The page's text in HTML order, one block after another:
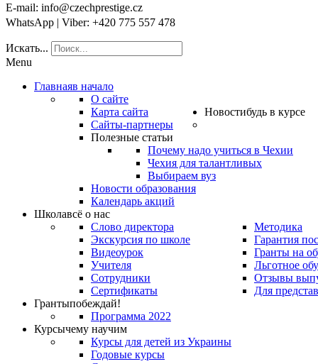
E-mail: info@czechprestige.cz
WhatsApp | Viber: +420 775 557 478
Искать...
Menu
Главнаяв начало
О сайте
Карта сайта
Сайты-партнеры
Новостибудь в курсе
Полезные статьи
Почему надо учиться в Чехии
Чехия для талантливых
Выбираем вуз
Новости образования
Календарь акций
Школавсё о нас
Слово директора
Экскурсия по школе
Видеоурок
Учителя
Сотрудники
Сертификаты
Методика
Гарантия
Гранты на
Льготное
Отзывы
Для
Грантыпобеждай!
Программа 2022
Курсычему научим
Курсы для детей из Украины
Годовые курсы